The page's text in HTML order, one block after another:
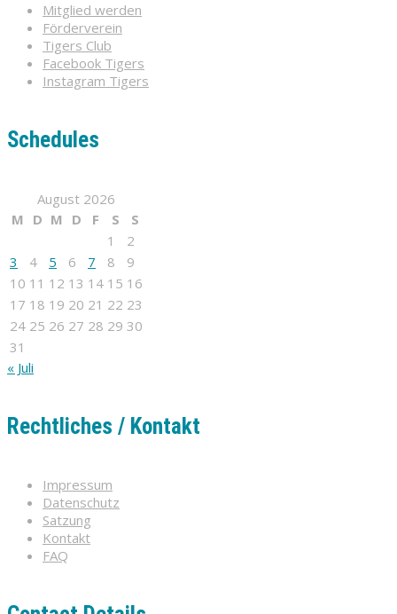
Mitglied werden
Förderverein
Tigers Club
Facebook Tigers
Instagram Tigers
Schedules
August 2026
M D M D F S
S
1
2
3
4 5 6 7 8
9
10 11 12 13 14 15 16
17 18 19 20 21 22 23
24 25 26 27 28 29 30
31
« Juli
Rechtliches / Kontakt
Impressum
Datenschutz
Satzung
Kontakt
FAQ